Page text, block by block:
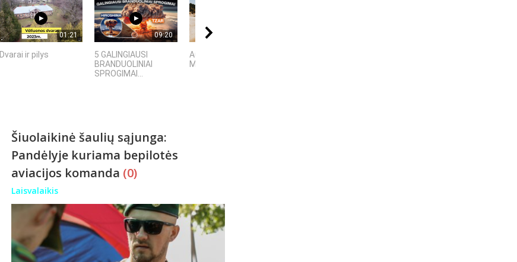
01:21
Dvarai ir pilys
09:20
5 GALINGIAUSI
BRANDUOLINIAI
SPROGIMAI...
Autorius Edgaras
Mascinskas
Šiuolaikinė šaulių sąjunga:
Pandėlyje kuriama bepilotės
aviacijos komanda (0)
Laisvalaikis